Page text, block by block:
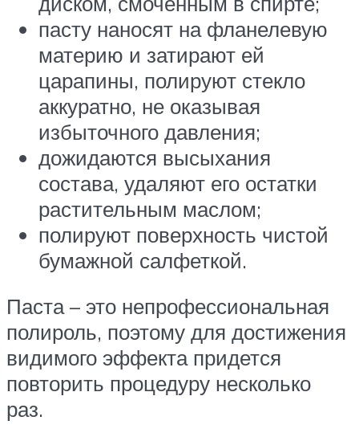
пасту наносят на фланелевую
материю и затирают ей
царапины, полируют стекло
аккуратно, не оказывая
избыточного давления;
дожидаются высыхания
состава, удаляют его остатки
растительным маслом;
полируют поверхность чистой
бумажной салфеткой.
Паста – это непрофессиональная
полироль, поэтому для достижения
видимого эффекта придется
повторить процедуру несколько
раз.